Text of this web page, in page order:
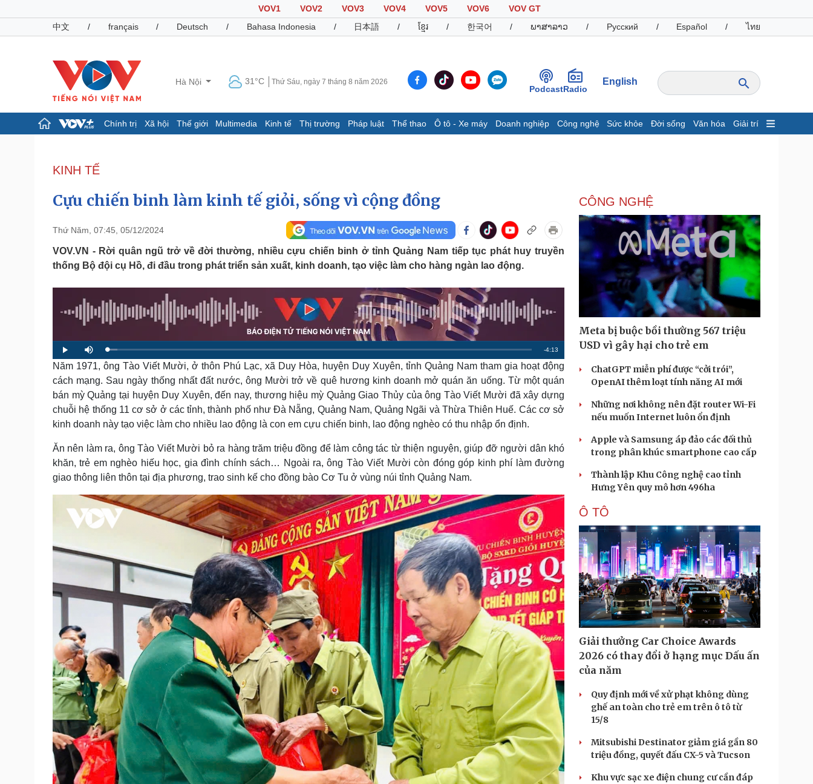
VOV1 VOV2 VOV3 VOV4 VOV5 VOV6
VOV GT
中文
/ français / Deutsch / Bahasa Indonesia / 日本語 / ខ្មែរ / 한국어 / ພາສາລາວ / Русский / Español / ไทย
Hà Nội 31°C Thứ Sáu, ngày 7 tháng 8 năm 2026
PodcastRadio
English
Chính trị Xã hội Thế giới Multimedia Kinh tế Thị trường Pháp luật Thể thao Ô tô - Xe máy Doanh nghiệp Công nghệ Sức khỏe Đời sống Văn hóa Giải trí
Đảng
Tổ chức nhân sự
Nhận diện sự thật
Dấu ấn VOV
Hồ sơ
E-Magazine
Infographic
Giá cà phê
Pháp luật
Vụ án
Tư vấn luật
Quân sự - Quốc phòng
Vũ khí
Phân tích
Thể thao
Bóng đá
Thế giới thể thao
eSports
Hậu trường
Ô tô - Xe máy
Ô tô
Tư vấn
Doanh nghiệp
Thông tin doanh nghiệp
Doanh nghiệp 24h
Doanh nhân
Công nghệ
Sành điệu
Tin Công nghệ
Trải nghiệm
Chuyển đổi số
Dinh dưỡng - món ngon
Cây thuốc
Sản phụ khoa
Nhi khoa
Nam khoa
Làm đẹp - giảm cân
Phòng mạch online
Ăn sạch sống khỏe
Nhà đẹp
Blog
Tình yêu - Gia đình
Văn hóa
Sân khấu - Điện ảnh
Văn học
Âm nhạc
Di sản
Nghệ sĩ
Thời trang
Sao Việt
Tư vấn
Săn Tour
check-in
Podcast
Đọc truyện đêm khuya
Cửa sổ tình yêu
Hạt giống tâm hồn
Cải chính
KINH TẾ
Cựu chiến binh làm kinh tế giỏi, sống vì cộng đồng
Thứ Năm, 07:45, 05/12/2024
VOV.VN - Rời quân ngũ trở về đời thường, nhiều cựu chiến binh ở tỉnh Quảng Nam tiếp tục phát huy truyền
thống Bộ đội cụ Hồ, đi đầu trong phát triển sản xuất, kinh doanh, tạo việc làm cho hàng ngàn lao động.
P
l
a
y
M
u
t
e
L
o
a
d
d
2
.
4
2
R
e
m
g
i
m
e
-4:13
Năm 1971, ông Tào Viết Mười, ở thôn Phú Lạc, xã Duy Hòa, huyện Duy Xuyên, tỉnh Quảng Nam tham gia hoạt động
cách mạng. Sau ngày thống nhất đất nước, ông Mười trở về quê hương kinh doanh mở quán ăn uống. Từ một quán
bán mỳ Quảng tại huyện Duy Xuyên, đến nay, thương hiệu mỳ Quảng Giao Thủy của ông Tào Viết Mười đã xây dựng
chuỗi hệ thống 11 cơ sở ở các tỉnh, thành phố như Đà Nẵng, Quảng Nam, Quảng Ngãi và Thừa Thiên Huế. Các cơ sở
kinh doanh này tạo việc làm cho nhiều lao động là con em cựu chiến binh, lao động nghèo có thu nhập ổn định.
Ăn nên làm ra, ông Tào Viết Mười bỏ ra hàng trăm triệu đồng để làm công tác từ thiện nguyện, giúp đỡ người dân khó
khăn, trẻ em nghèo hiếu học, gia đình chính sách… Ngoài ra, ông Tào Viết Mười còn đóng góp kinh phí làm đường
giao thông liên thôn tại địa phương, trao sinh kế cho đồng bào Cơ Tu ở vùng núi tỉnh Quảng Nam.
CÔNG NGHỆ
Meta bị buộc bồi thường 567 triệu
USD vì gây hại cho trẻ em
ChatGPT miễn phí được “cởi trói”,
OpenAI thêm loạt tính năng AI mới
Những nơi không nên đặt router Wi-Fi
nếu muốn Internet luôn ổn định
Apple và Samsung áp đảo các đối thủ
trong phân khúc smartphone cao cấp
Thành lập Khu Công nghệ cao tỉnh
Hưng Yên quy mô hơn 496ha
Ô TÔ
Giải thưởng Car Choice Awards
2026 có thay đổi ở hạng mục Dấu ấn
của năm
Quy định mới về xử phạt không dùng
ghế an toàn cho trẻ em trên ô tô từ
15/8
Mitsubishi Destinator giảm giá gần 80
triệu đồng, quyết đấu CX-5 và Tucson
Khu vực sạc xe điện chung cư cần đáp